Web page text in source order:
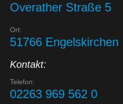
Overather Straße 5
Ort:
51766 Engelskirchen
Kontakt:
Telefon:
02263 969 562 0